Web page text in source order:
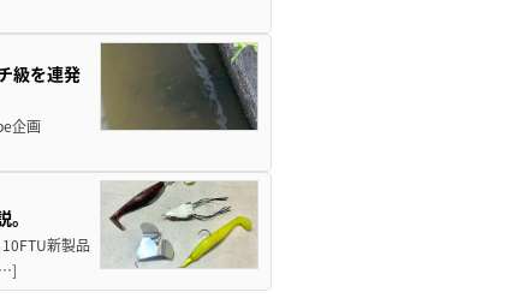
級を連発
企画
新製品